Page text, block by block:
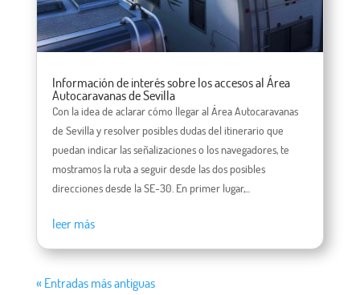
Información de interés sobre los accesos al Área
Autocaravanas de Sevilla
Con la idea de aclarar cómo llegar al Área Autocaravanas
de Sevilla y resolver posibles dudas del itinerario que
puedan indicar las señalizaciones o los navegadores, te
mostramos la ruta a seguir desde las dos posibles
direcciones desde la SE-30. En primer lugar,...
leer más
« Entradas más antiguas